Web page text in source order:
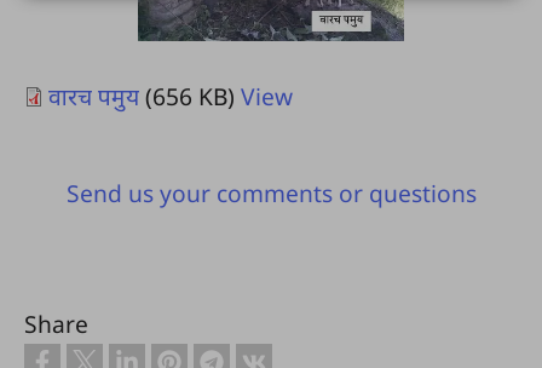
वारच पमुय(656 KB) View
Send us your comments or questions
Share